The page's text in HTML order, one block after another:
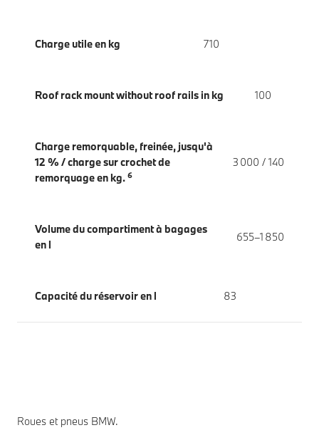
Charge utile en kg 710
Roof rack mount without roof rails in kg 100
Charge remorquable, freinée, jusqu'à
12 % / charge sur crochet de
remorquage en kg. 6
3 000 / 140
Volume du compartiment à bagages
en l
655–1 850
Capacité du réservoir en l 83
Roues et pneus BMW.